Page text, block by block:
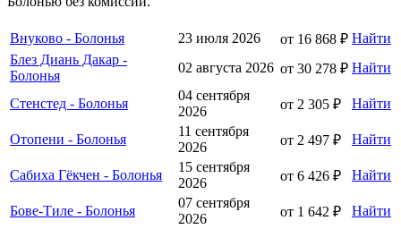
Внуково - Болонья 23 июля 2026 от 16 868 ₽ Найти
Блез Диань Дакар -
Болонья
02 августа 2026 от 30 278 ₽ Найти
Стенстед - Болонья
04 сентября
2026
от 2 305 ₽ Найти
Отопени - Болонья
11 сентября
2026
от 2 497 ₽ Найти
Сабиха Гёкчен - Болонья
15 сентября
2026
от 6 426 ₽ Найти
Бове-Тиле - Болонья
07 сентября
2026
от 1 642 ₽ Найти